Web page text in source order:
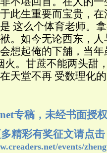
此生重要而宝贵，
这么个体育老师。
。如今无论西东，
想起俺的下舖，当
火。甘蔗不能两头甜
天堂不再 受数理化
专稿，未经书面授
精彩有奖征文请点击
events/